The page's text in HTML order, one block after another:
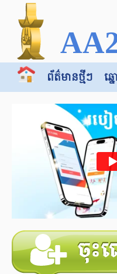
aa2888.com | បើកអ
ព័ត៌មានថ្មីៗ ឆ្ន